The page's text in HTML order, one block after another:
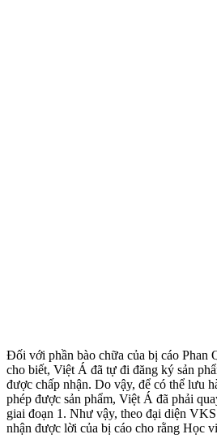
Đối với phần bào chữa của bị cáo Phan
cho biết, Việt Á đã tự đi đăng ký sản
được chấp nhận. Do vậy, để có thể lưu
phép được sản phẩm, Việt Á đã phải
giai đoạn 1. Như vậy, theo đại diện
nhận được lời của bị cáo cho rằng Học